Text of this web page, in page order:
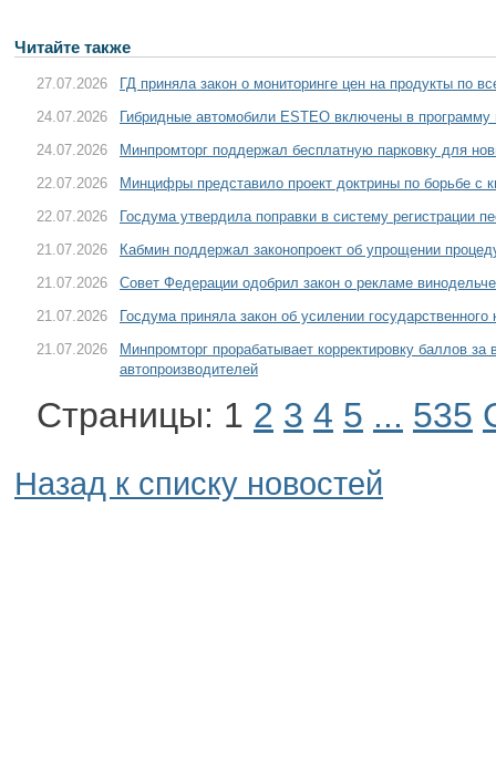
Читайте также
27.07.2026
ГД приняла закон о мониторинге цен на продукты по
24.07.2026
Гибридные автомобили ESTEO включены в программу
24.07.2026
Минпромторг поддержал бесплатную парковку для
22.07.2026
Минцифры представило проект доктрины по борьбе с
22.07.2026
Госдума утвердила поправки в систему регистрации
21.07.2026
Кабмин поддержал законопроект об упрощении
21.07.2026
Совет Федерации одобрил закон о рекламе
21.07.2026
Госдума приняла закон об усилении государственного
21.07.2026
Минпромторг прорабатывает корректировку баллов
автопроизводителей
Страницы: 1 2 3 4 5 ... 535
Назад к списку новостей